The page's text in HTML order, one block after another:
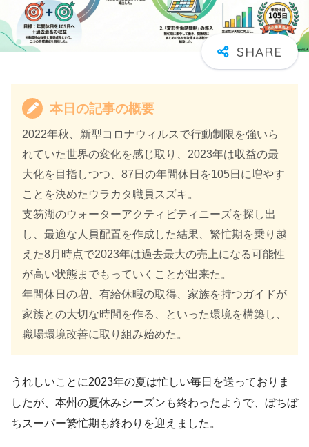
本日の記事の概要
2022年秋、新型コロナウィルスで行動制限を強いら
れていた世界の変化を感じ取り、2023年は収益の最
大化を目指しつつ、87日の年間休日を105日に増やす
ことを決めたウラカタ職員スズキ。
支笏湖のウォーターアクティビティニーズを探し出
し、最適な人員配置を作成した結果、繁忙期を乗り越
えた8月時点で2023年は過去最大の売上になる可能性
が高い状態までもっていくことが出来た。
年間休日の増、有給休暇の取得、家族を持つガイドが
家族との大切な時間を作る、といった環境を構築し、
職場環境改善に取り組み始めた。
うれしいことに2023年の夏は忙しい毎日を送っておりま
したが、本州の夏休みシーズンも終わったようで、ぼちぼ
ちスーパー繁忙期も終わりを迎えました。